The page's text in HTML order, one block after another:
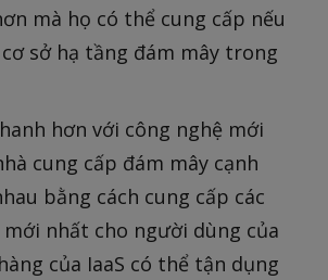
mà họ có thể cung cấp nếu
sở hạ tầng đám mây trong
hơn với công nghệ mới
cung cấp đám mây cạnh
bằng cách cung cấp các
mới nhất cho người dùng của
của IaaS có thể tận dụng